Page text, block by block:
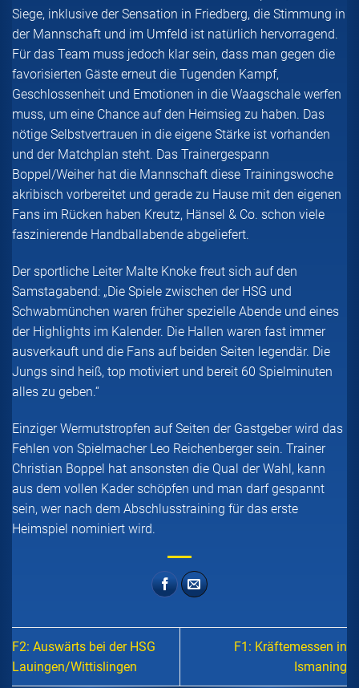
Siege, inklusive der Sensation in Friedberg, die Stimmung in
der Mannschaft und im Umfeld ist natürlich hervorragend.
Für das Team muss jedoch klar sein, dass man gegen die
favorisierten Gäste erneut die Tugenden Kampf,
Geschlossenheit und Emotionen in die Waagschale werfen
muss, um eine Chance auf den Heimsieg zu haben. Das
nötige Selbstvertrauen in die eigene Stärke ist vorhanden
und der Matchplan steht. Das Trainergespann
Boppel/Weiher hat die Mannschaft diese Trainingswoche
akribisch vorbereitet und gerade zu Hause mit den eigenen
Fans im Rücken haben Kreutz, Hänsel & Co. schon viele
faszinierende Handballabende abgeliefert.
Der sportliche Leiter Malte Knoke freut sich auf den
Samstagabend: „Die Spiele zwischen der HSG und
Schwabmünchen waren früher spezielle Abende und eines
der Highlights im Kalender. Die Hallen waren fast immer
ausverkauft und die Fans auf beiden Seiten legendär. Die
Jungs sind heiß, top motiviert und bereit 60 Spielminuten
alles zu geben.“
Einziger Wermutstropfen auf Seiten der Gastgeber wird das
Fehlen von Spielmacher Leo Reichenberger sein. Trainer
Christian Boppel hat ansonsten die Qual der Wahl, kann
aus dem vollen Kader schöpfen und man darf gespannt
sein, wer nach dem Abschlusstraining für das erste
Heimspiel nominiert wird.
F2: Auswärts bei der HSG
Lauingen/Wittislingen
F1: Kräftemessen in
Ismaning